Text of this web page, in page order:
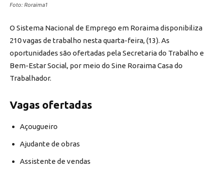
Foto: Roraima1
O Sistema Nacional de Emprego em Roraima disponibiliza
210 vagas de trabalho nesta quarta-feira, (13). As
oportunidades são ofertadas pela Secretaria do Trabalho e
Bem-Estar Social, por meio do Sine Roraima Casa do
Trabalhador.
Vagas ofertadas
Açougueiro
Ajudante de obras
Assistente de vendas